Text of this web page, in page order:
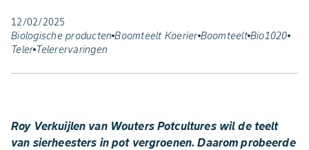
12/02/2025
Biologische producten Boomteelt Koerier Boomteelt Bio1020
Teler Telerervaringen
Roy Verkuijlen van Wouters Potcultures wil de teelt
van sierheesters in pot vergroenen. Daarom probeerde